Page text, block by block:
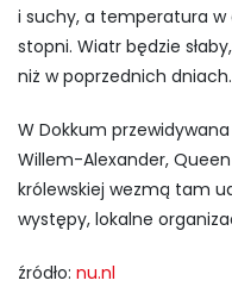
i suchy, a temperatura w
stopni. Wiatr będzie
niż w poprzednich dniach.
W Dokkum
Willem-Alexander,
królewskiej wezmą tam
występy, lokalne
źródło: nu.nl